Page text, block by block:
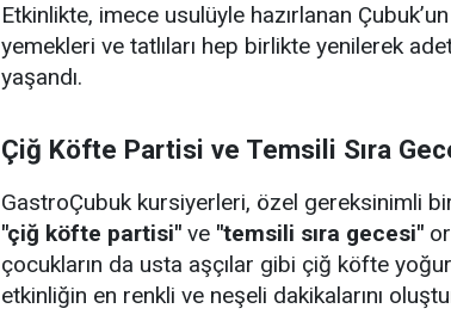
Etkinlikte, imece usulüyle hazırlanan
yemekleri ve tatlıları hep birlikte yenilerek
yaşandı.
Çiğ Köfte Partisi ve Temsili Sıra
GastroÇubuk kursiyerleri, özel gereksinimli
"çiğ köfte partisi" ve "temsili sıra gecesi"
çocukların da usta aşçılar gibi çiğ köfte
etkinliğin en renkli ve neşeli dakikalarını